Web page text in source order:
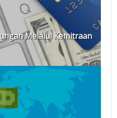
Melalui Kemitraan